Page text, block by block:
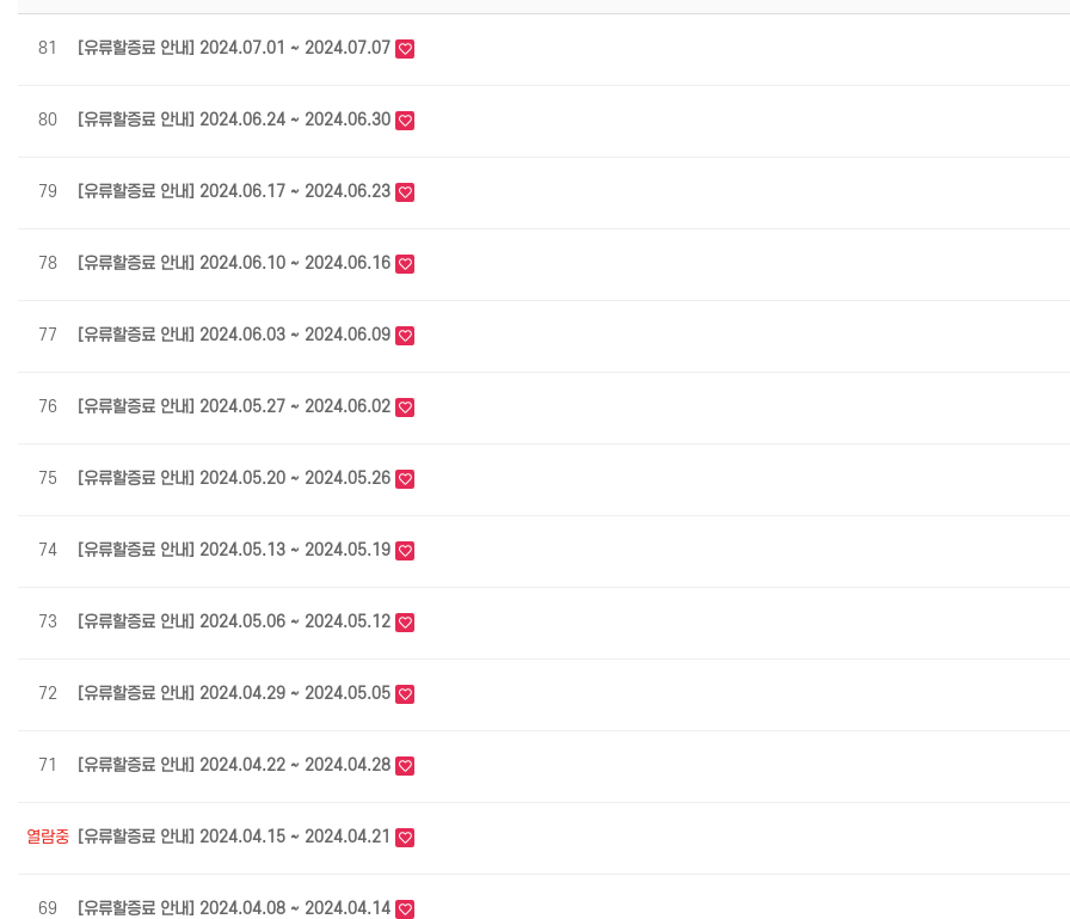
81 [유류할증료 안내] 2024.07.01 ~ 2024.07.07
80 [유류할증료 안내] 2024.06.24 ~ 2024.06.30
79 [유류할증료 안내] 2024.06.17 ~ 2024.06.23
78 [유류할증료 안내] 2024.06.10 ~ 2024.06.16
77 [유류할증료 안내] 2024.06.03 ~ 2024.06.09
76 [유류할증료 안내] 2024.05.27 ~ 2024.06.02
75 [유류할증료 안내] 2024.05.20 ~ 2024.05.26
74 [유류할증료 안내] 2024.05.13 ~ 2024.05.19
73 [유류할증료 안내] 2024.05.06 ~ 2024.05.12
72 [유류할증료 안내] 2024.04.29 ~ 2024.05.05
71 [유류할증료 안내] 2024.04.22 ~ 2024.04.28
열람중 [유류할증료 안내] 2024.04.15 ~ 2024.04.21
69 [유류할증료 안내] 2024.04.08 ~ 2024.04.14